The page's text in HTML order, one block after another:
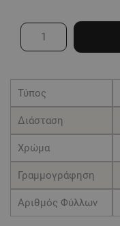
Kαρφίτσα
30
(12x16,5)
Πορτοκαλί
Γραμμές
ποσότητα
Τύπος
Διάσταση
Χρώμα
Γραμμογράφηση
Αριθμός Φύλλων